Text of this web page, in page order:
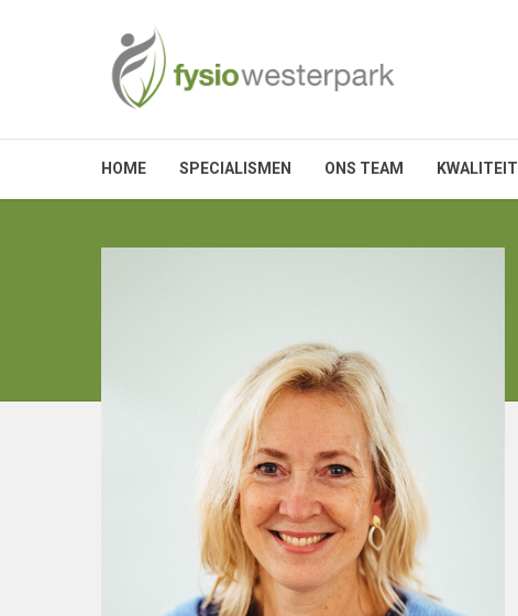
HOME SPECIALISMEN ONS TEAM KWALITEIT